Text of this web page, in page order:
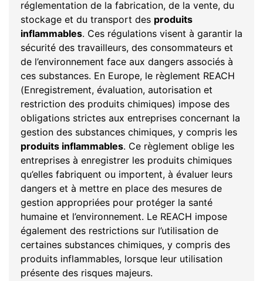
réglementation de la fabrication, de la vente, du
stockage et du transport des produits
inflammables. Ces régulations visent à garantir la
sécurité des travailleurs, des consommateurs et
de l’environnement face aux dangers associés à
ces substances. En Europe, le règlement REACH
(Enregistrement, évaluation, autorisation et
restriction des produits chimiques) impose des
obligations strictes aux entreprises concernant la
gestion des substances chimiques, y compris les
produits inflammables. Ce règlement oblige les
entreprises à enregistrer les produits chimiques
qu’elles fabriquent ou importent, à évaluer leurs
dangers et à mettre en place des mesures de
gestion appropriées pour protéger la santé
humaine et l’environnement. Le REACH impose
également des restrictions sur l’utilisation de
certaines substances chimiques, y compris des
produits inflammables, lorsque leur utilisation
présente des risques majeurs.